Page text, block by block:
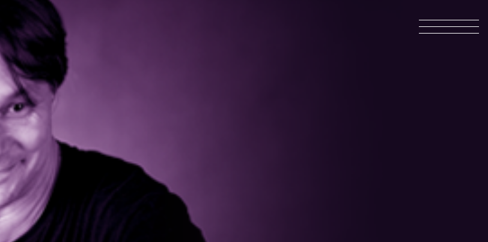
ETUSIVU
KONSERTIT
LIPUNMYYNTI
ETUSIVU
KONSERTIT
LIPUNMYYNTI